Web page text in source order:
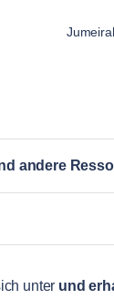
andere
unter und